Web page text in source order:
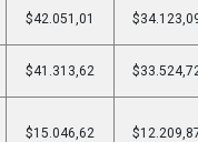
$42.051,01
$41.313,62
$15.046,62